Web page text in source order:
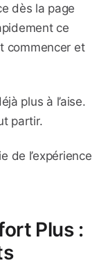
dès la page
ce
commencer et
plus à l’aise.
partir.
de l’expérience
Plus :